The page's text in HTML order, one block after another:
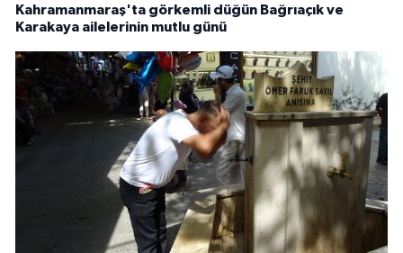
Kahramanmaraş'ta görkemli düğün Bağrıaçık ve
Karakaya ailelerinin mutlu günü